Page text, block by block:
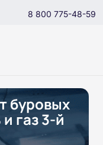
8 800 775-48-59
буровых
газ 3-й